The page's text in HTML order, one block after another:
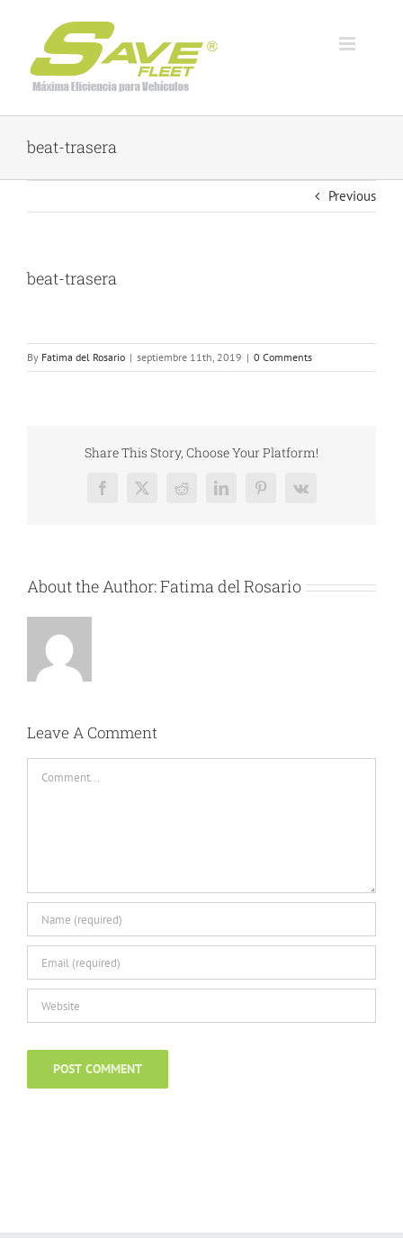
content
beat-trasera
Previous
beat-trasera
By Fatima del Rosario | septiembre 11th, 2019 | 0 Comments
Share This Story, Choose Your Platform!
Facebook
X RedditLinkedInPinterest
Vk
About the Author:Fatima del Rosario
Leave A Comment